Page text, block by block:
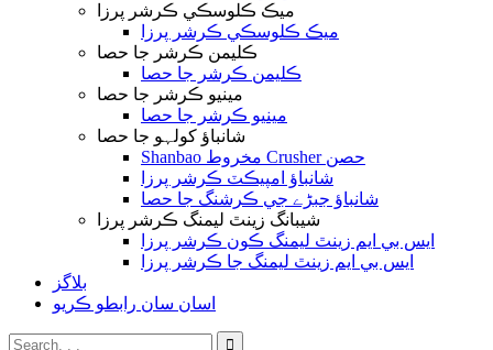
ميڪ ڪلوسڪي ڪرشر پرزا
ميڪ ڪلوسڪي ڪرشر پرزا
ڪليمن ڪرشر جا حصا
ڪليمن ڪرشر جا حصا
مينيو ڪرشر جا حصا
مينيو ڪرشر جا حصا
شانباؤ کولہو جا حصا
Shanbao مخروط Crusher حصن
شانباؤ امپيڪٽ ڪرشر پرزا
شانباؤ جبڑے جي ڪرشنگ جا حصا
شيبانگ زينٿ ليمنگ ڪرشر پرزا
ايس بي ايم زينٿ ليمنگ ڪون ڪرشر پرزا
ايس بي ايم زينٿ ليمنگ جا ڪرشر پرزا
بلاگز
اسان سان رابطو ڪريو